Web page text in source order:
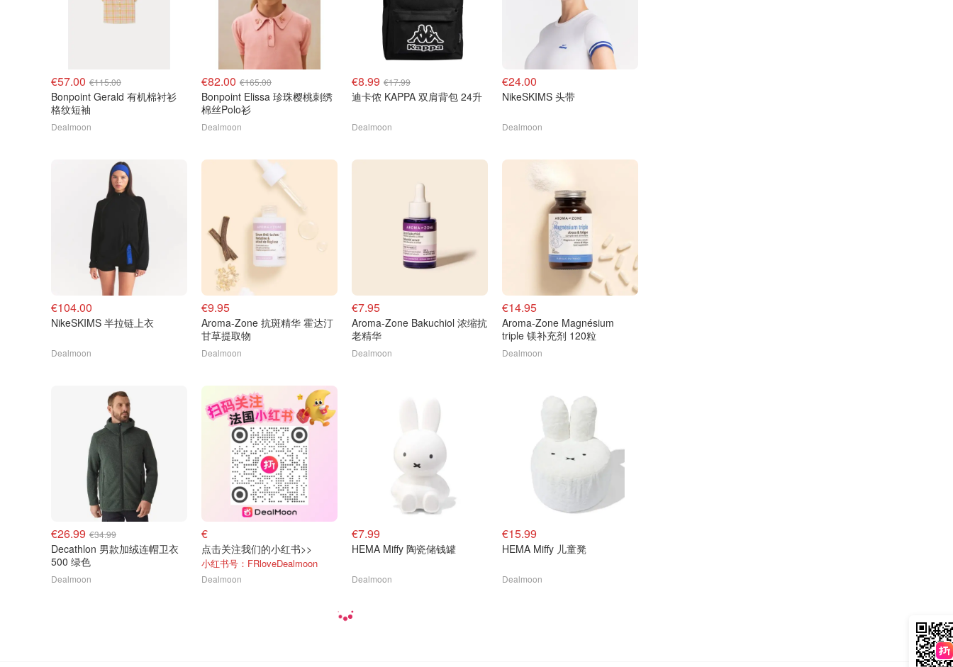
€57.00 €115.00
Bonpoint Gerald 有机棉衬衫
格纹短袖
Dealmoon
€82.00 €165.00
Bonpoint Elissa 珍珠樱桃刺绣
棉丝Polo衫
Dealmoon
€8.99 €17.99
迪卡侬 KAPPA 双肩背包 24升
Dealmoon
€24.00
NikeSKIMS 头带
Dealmoon
€104.00
NikeSKIMS 半拉链上衣
Dealmoon
€9.95
Aroma-Zone 抗斑精华 霍达汀
甘草提取物
Dealmoon
€7.95
Aroma-Zone Bakuchiol 浓缩抗
老精华
Dealmoon
€14.95
Aroma-Zone Magnésium
triple 镁补充剂 120粒
Dealmoon
€26.99 €34.99
Decathlon 男款加绒连帽卫衣
500 绿色
Dealmoon
€
点击关注我们的小红书>>
小红书号：FRloveDealmoon
Dealmoon
€7.99
HEMA Miffy 陶瓷储钱罐
Dealmoon
€15.99
HEMA Miffy 儿童凳
Dealmoon